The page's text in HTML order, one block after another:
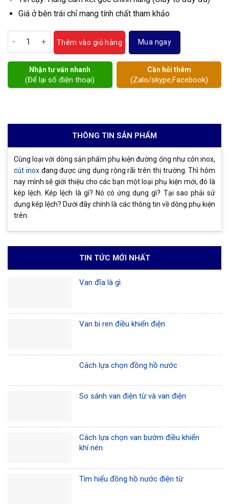
Giá ở bên trái chỉ mang tính chất tham khảo
Kép lệch số lượng
Thêm vào giỏ hàng Mua ngay
Nhận tư vấn nhanh
(Để lại số điện thoại)
Cần hỏi thêm
(Zalo/skype,Facebook)
THÔNG TIN SẢN PHẨM
Cùng loại với dòng sản phẩm phụ kiện đường ống như côn inox,
cút inoxđang được ứng dụng rộng rãi trên thị trường. Thì hôm
nay mình sẽ giới thiệu cho các bạn một loại phụ kiện mới, đó là
kép lệch. Kép lệch là gì? Nó có ứng dụng gì? Tại sao phải sử
dụng kép lệch? Dưới đây chính là các thông tin về dòng phụ kiện
trên.
TIN TỨC MỚI NHẤT
Van đĩa là gì
Van bi ren điều khiển điện
Cách lựa chọn đồng hồ nước
So sánh van điện từ và van điện
Cách lựa chọn van bướm điều khiển
khí nén
Tìm hiểu đồng hồ nước điện từ